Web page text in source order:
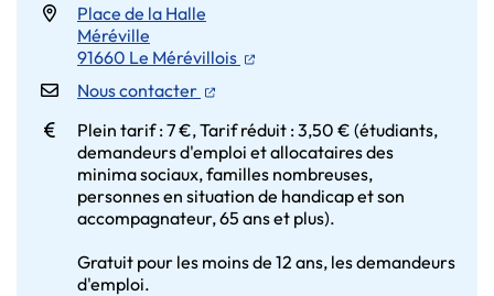
Place de la Halle
Méréville
91660 Le Mérévillois
(ouverture dans un nouvel
Nous contacter
(ouverture dans un nouvel onglet)
Plein tarif : 7 €, Tarif réduit : 3,50 € (étudiants,
demandeurs d'emploi et allocataires des
minima sociaux, familles nombreuses,
personnes en situation de handicap et son
accompagnateur, 65 ans et plus).
Gratuit pour les moins de 12 ans, les demandeurs
d'emploi.